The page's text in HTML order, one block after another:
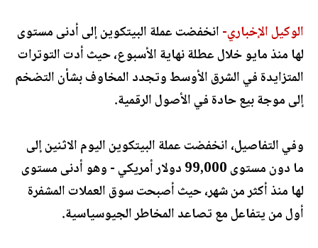
الوكيل الإخباري-انخفضت عملة البيتكوين إلى أدنى مستوى
لها منذ مايو خلال عطلة نهاية الأسبوع، حيث أدت التوترات
المتزايدة في الشرق الأوسط وتجدد المخاوف بشأن التضخم
إلى موجة بيع حادة في الأصول الرقمية.
وفي التفاصيل، انخفضت عملة البيتكوين اليوم الاثنين إلى
ما دون مستوى 99,000 دولار أمريكي - وهو أدنى مستوى
لها منذ أكثر من شهر، حيث أصبحت سوق العملات المشفرة
أول من يتفاعل مع تصاعد المخاطر الجيوسياسية.